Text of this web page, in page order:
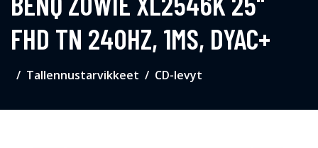
FHD TN 240HZ, 1MS, DYAC+
Tallennustarvikkeet CD-levyt